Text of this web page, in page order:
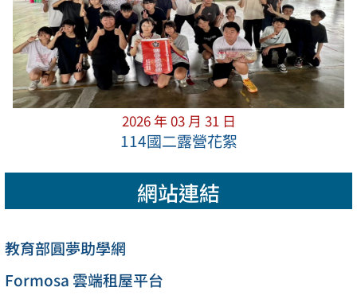
2026 年 03 月 31 日
114國二露營花絮
網站連結
教育部圓夢助學網
Formosa 雲端租屋平台